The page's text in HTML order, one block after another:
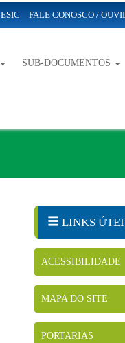
ESIC FALE CONOSCO /
SUB-DOCUMENTOS
LINKS
ACESSIBILIDADE
MAPA DO SITE
PORTARIAS